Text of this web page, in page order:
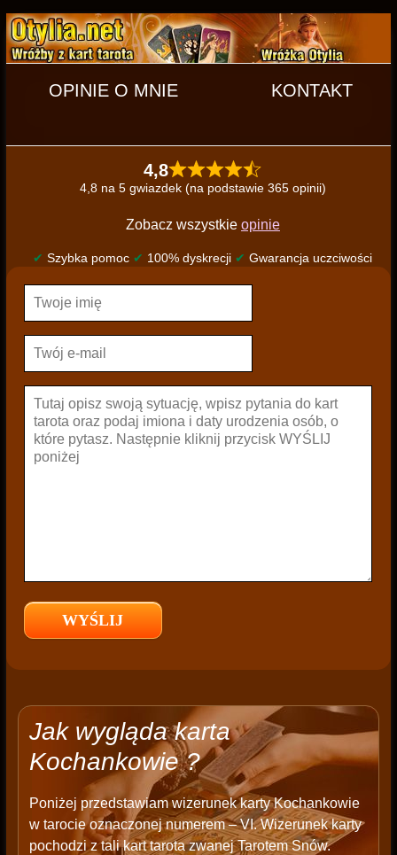
OPINIE O MNIE KONTAKT
4,8
4,8 na 5 gwiazdek (na podstawie 365 opinii)
Zobacz wszystkie opinie
✔ Szybka pomoc ✔ 100% dyskrecji ✔ Gwarancja uczciwości
Jak wygląda karta
Kochankowie ?
Poniżej przedstawiam wizerunek karty Kochankowie
w tarocie oznaczonej numerem – VI. Wizerunek karty
pochodzi z tali kart tarota zwanej Tarotem Snów.